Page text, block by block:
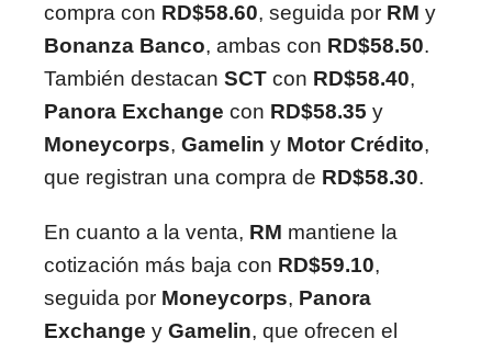
compra con RD$58.60, seguida por RM y
Bonanza Banco, ambas con RD$58.50.
También destacan SCT con RD$58.40,
Panora Exchange con RD$58.35 y
Moneycorps, Gamelin y Motor Crédito,
que registran una compra de RD$58.30.
En cuanto a la venta, RM mantiene la
cotización más baja con RD$59.10,
seguida por Moneycorps, Panora
Exchange y Gamelin, que ofrecen el